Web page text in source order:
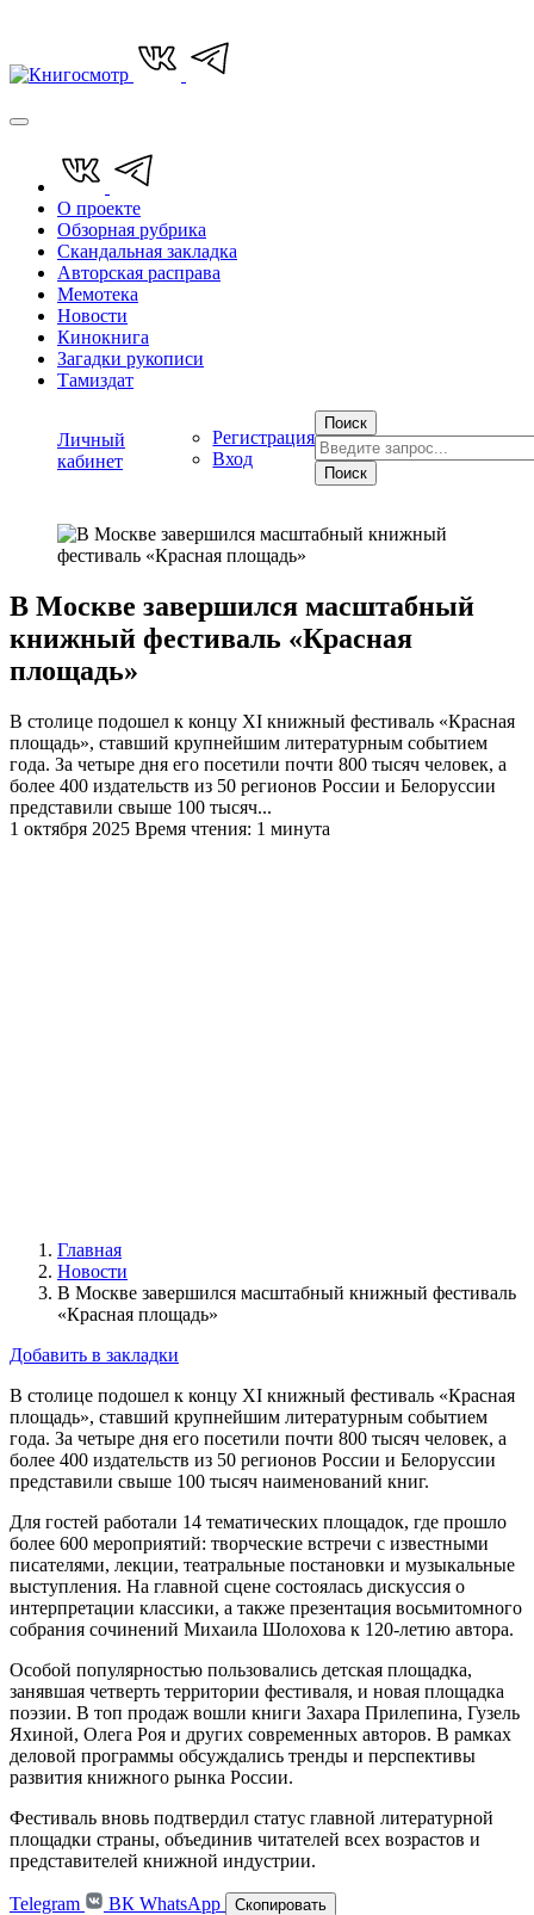
О проекте
Обзорная рубрика
Скандальная закладка
Авторская расправа
Мемотека
Новости
Кинокнига
Загадки рукописи
Тамиздат
Личный
кабинет
Регистрация
Вход
Поиск
Поиск
В Москве завершился масштабный
книжный фестиваль «Красная
площадь»
В столице подошел к концу XI книжный фестиваль «Красная
площадь», ставший крупнейшим литературным событием
года. За четыре дня его посетили почти 800 тысяч человек, а
более 400 издательств из 50 регионов России и Белоруссии
представили свыше 100 тысяч...
1 октября 2025 Время чтения: 1 минута
Главная
Новости
В Москве завершился масштабный книжный фестиваль
«Красная площадь»
Добавить в закладки
В столице подошел к концу XI книжный фестиваль «Красная
площадь», ставший крупнейшим литературным событием
года. За четыре дня его посетили почти 800 тысяч человек, а
более 400 издательств из 50 регионов России и Белоруссии
представили свыше 100 тысяч наименований книг.
Для гостей работали 14 тематических площадок, где прошло
более 600 мероприятий: творческие встречи с известными
писателями, лекции, театральные постановки и музыкальные
выступления. На главной сцене состоялась дискуссия о
интерпретации классики, а также презентация восьмитомного
собрания сочинений Михаила Шолохова к 120-летию автора.
Особой популярностью пользовались детская площадка,
занявшая четверть территории фестиваля, и новая площадка
поэзии. В топ продаж вошли книги Захара Прилепина, Гузель
Яхиной, Олега Роя и других современных авторов. В рамках
деловой программы обсуждались тренды и перспективы
развития книжного рынка России.
Фестиваль вновь подтвердил статус главной литературной
площадки страны, объединив читателей всех возрастов и
представителей книжной индустрии.
Telegram ВК WhatsApp Скопировать